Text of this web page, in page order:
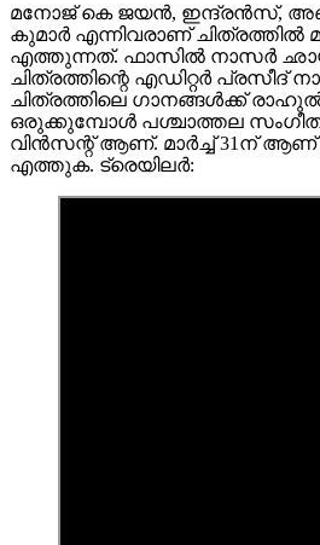
മനോജ് കെ ജയൻ, ഇന്ദ്രൻസ്,
കുമാർ എന്നിവരാണ് ചിത്രത്തിൽ
എത്തുന്നത്. ഫാസിൽ നാസർ
ചിത്രത്തിന്റെ എഡിറ്റർ പ്രസീദ്
ചിത്രത്തിലെ ഗാനങ്ങൾക്ക്
ഒരുക്കുമ്പോൾ പശ്ചാത്തല
വിൻസന്റ് ആണ്. മാർച്ച് 31ന് ആണ്
എത്തുക. ട്രെയിലർ: